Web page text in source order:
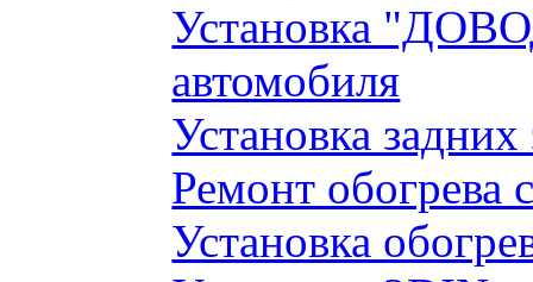
Установка
автомобиля
Установка
Ремонт обогрева
Установка